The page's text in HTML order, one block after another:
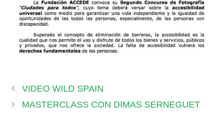
VIDEO WILD SPAIN
MASTERCLASS CON DIMAS SERNEGUET